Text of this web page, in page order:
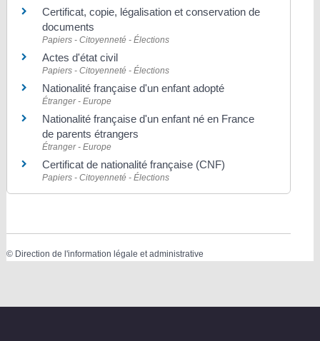
Certificat, copie, légalisation et conservation de
documents
Papiers - Citoyenneté - Élections
Actes d'état civil
Papiers - Citoyenneté - Élections
Nationalité française d'un enfant adopté
Étranger - Europe
Nationalité française d'un enfant né en France
de parents étrangers
Étranger - Europe
Certificat de nationalité française (CNF)
Papiers - Citoyenneté - Élections
© Direction de l'information légale et administrative